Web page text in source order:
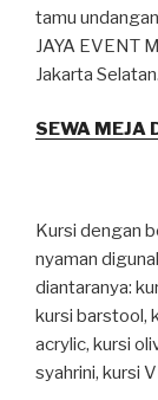
tamu
JAYA EVENT
Jakarta Selatan.
SEWA MEJA
Kursi dengan
nyaman
diantaranya:
kursi barstool,
acrylic, kursi
syahrini, kursi